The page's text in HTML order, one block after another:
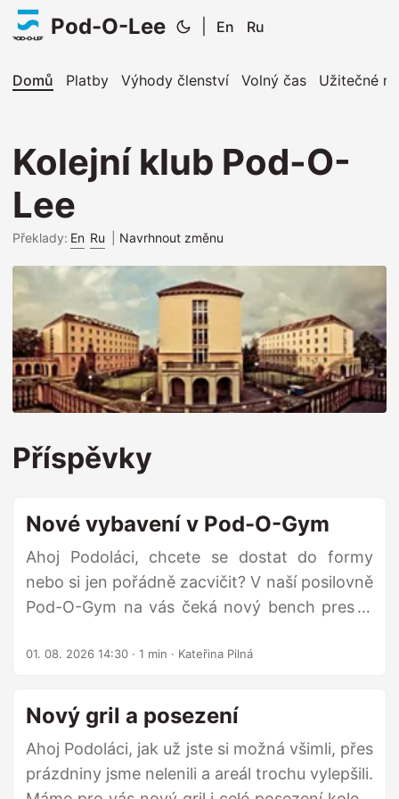
Pod-O-Lee En Ru
Domů Platby Výhody členství Volný čas Užitečné
Kolejní klub Pod-O-
Lee
Překlady: En Ru Navrhnout změnu
Příspěvky
Nové vybavení v Pod-O-Gym
Ahoj Podoláci, chcete se dostat do formy
nebo si jen pořádně zacvičit? V naší posilovně
Pod-O-Gym na vás čeká nový bench press i
nějakou dobu věrně slouží, ale lavice na
přijďte otestovat. Ať už chcete překonat svůj
osobní rekord v bench pressu, nebo pořádně
procvičit nohy, máte k tomu ideální podmínky.
Stavte se si zacvičit – Pod-O-Gym je vám plně
01. 08. 2026 14:30 · 1 min · Kateřina Pilná
Nový gril a posezení
Ahoj Podoláci, jak už jste si možná všimli, přes
prázdniny jsme nelenili a areál trochu vylepšili.